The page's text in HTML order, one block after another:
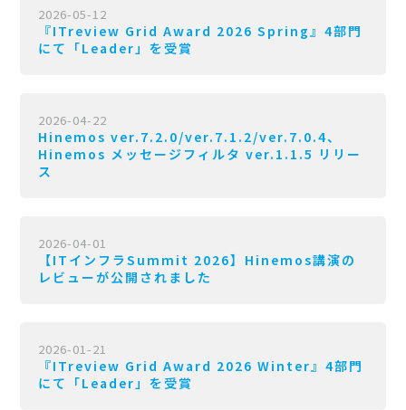
2026-05-12
『ITreview Grid Award 2026 Spring』4部門
にて「Leader」を受賞
2026-04-22
Hinemos ver.7.2.0/ver.7.1.2/ver.7.0.4、
Hinemos メッセージフィルタ ver.1.1.5 リリー
ス
2026-04-01
【ITインフラSummit 2026】Hinemos講演の
レビューが公開されました
2026-01-21
『ITreview Grid Award 2026 Winter』4部門
にて「Leader」を受賞